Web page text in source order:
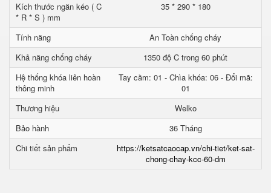
Kích thước ngăn kéo ( C
* R * S ) mm
35 * 290 * 180
Tính năng
An Toàn chống cháy
Khả năng chống cháy
1350 độ C trong 60 phút
Hệ thống khóa liên hoàn
thông minh
Tay cầm: 01 - Chìa khóa: 06 - Đổi mã:
01
Thương hiệu
Welko
Bảo hành
36 Tháng
Chi tiết sản phẩm
https://ketsatcaocap.vn/chi-tiet/ket-sat-
chong-chay-kcc-60-dm